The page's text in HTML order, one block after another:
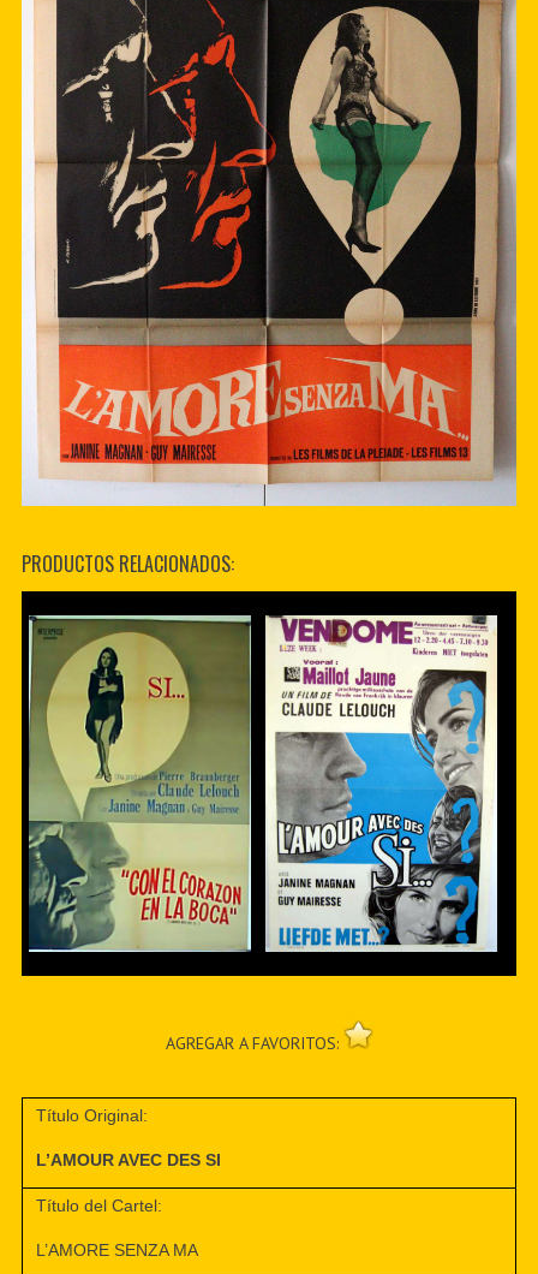
PRODUCTOS RELACIONADOS:
AGREGAR A FAVORITOS:
Título Original:
L’AMOUR AVEC DES SI
Título del Cartel:
L’AMORE SENZA MA